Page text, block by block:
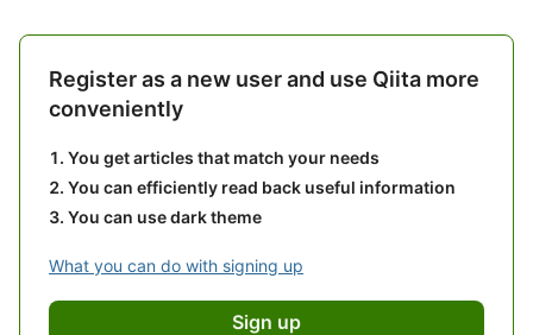
Register as a new user and use Qiita more
conveniently
You get articles that match your needs
You can efficiently read back useful information
You can use dark theme
What you can do with signing up
Sign up